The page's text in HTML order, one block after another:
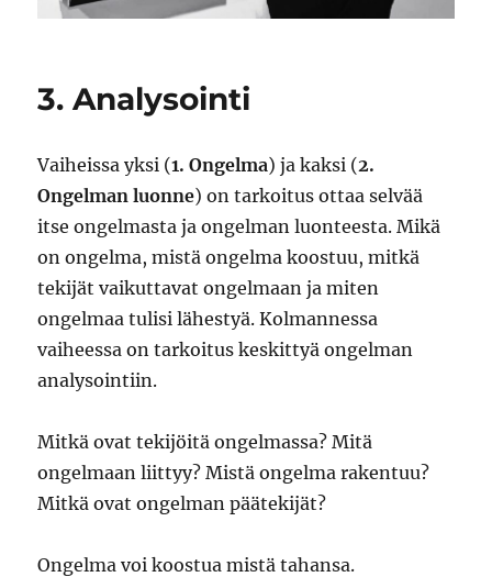
3. Analysointi
Vaiheissa yksi (1. Ongelma) ja kaksi (2.
Ongelman luonne) on tarkoitus ottaa selvää
itse ongelmasta ja ongelman luonteesta. Mikä
on ongelma, mistä ongelma koostuu, mitkä
tekijät vaikuttavat ongelmaan ja miten
ongelmaa tulisi lähestyä. Kolmannessa
vaiheessa on tarkoitus keskittyä ongelman
analysointiin.
Mitkä ovat tekijöitä ongelmassa? Mitä
ongelmaan liittyy? Mistä ongelma rakentuu?
Mitkä ovat ongelman päätekijät?
Ongelma voi koostua mistä tahansa.